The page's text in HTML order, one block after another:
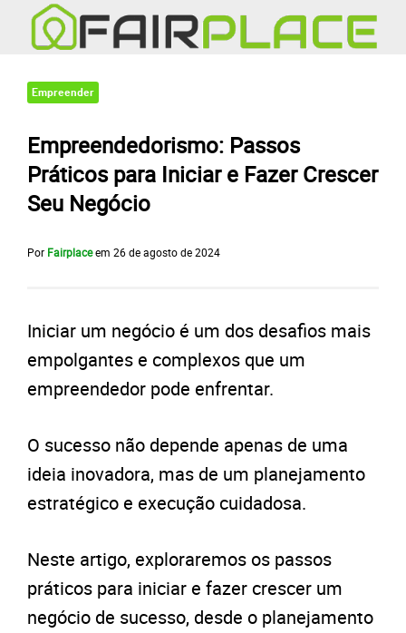
Empreender
Empreendedorismo: Passos
Práticos para Iniciar e Fazer Crescer
Seu Negócio
Por Fairplaceem 26 de agosto de 2024
Iniciar um negócio é um dos desafios mais
empolgantes e complexos que um
empreendedor pode enfrentar.
O sucesso não depende apenas de uma
ideia inovadora, mas de um planejamento
estratégico e execução cuidadosa.
Neste artigo, exploraremos os passos
práticos para iniciar e fazer crescer um
negócio de sucesso, desde o planejamento